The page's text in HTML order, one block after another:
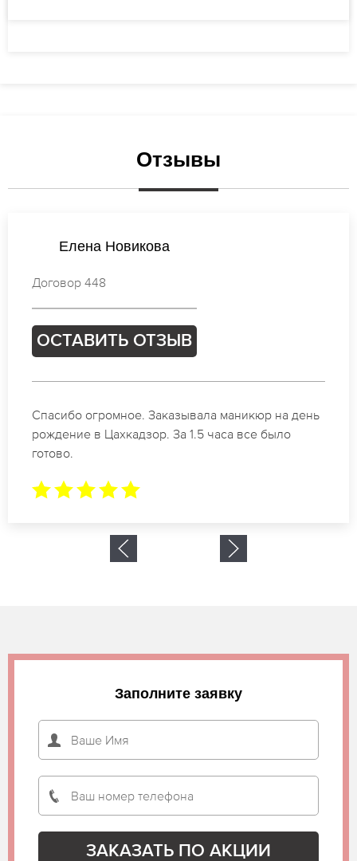
Отзывы
Татьяна Соколова
Договор 660
ОСТАВИТЬ ОТЗЫВ
Идеальные специалисты своего дела по
маникюру в Цахкадзор. Замечательный результат.
Буду обращаться еще.
Заполните заявку